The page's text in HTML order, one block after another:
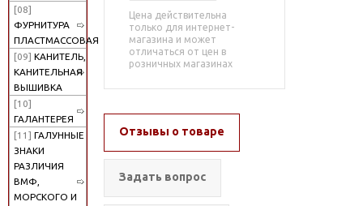
[08]
ФУРНИТУРА
ПЛАСТМАССОВАЯ
[09] КАНИТЕЛЬ,
КАНИТЕЛЬНАЯ
ВЫШИВКА
[10]
ГАЛАНТЕРЕЯ
[11] ГАЛУННЫЕ
ЗНАКИ
РАЗЛИЧИЯ
ВМФ,
МОРСКОГО И
Цена действительна
только для интернет-
магазина и может
отличаться от цен в
розничных магазинах
Отзывы о товаре
Задать вопрос